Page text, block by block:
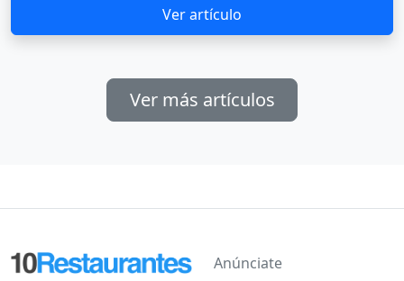
Ver artículo
Ver más artículos
Anúnciate